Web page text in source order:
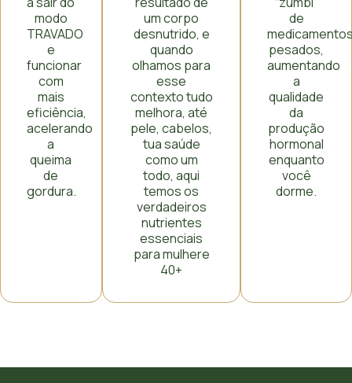
modo
TRAVADO
e
funcionar
com
mais
eficiência,
acelerando
a
queima
de
gordura.
um corpo
desnutrido, e
quando
olhamos para
esse
contexto tudo
melhora, até
pele, cabelos,
tua saúde
como um
todo, aqui
temos os
verdadeiros
nutrientes
essenciais
para mulhere
40+
de
pesados,
aumentando
a
qualidade
da
produção
hormonal
enquanto
você
dorme.